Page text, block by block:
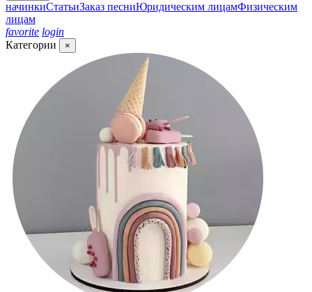
начинкиСтатьиЗаказ песниЮридическим лицамФизическим
лицам
favorite login
Категории
×